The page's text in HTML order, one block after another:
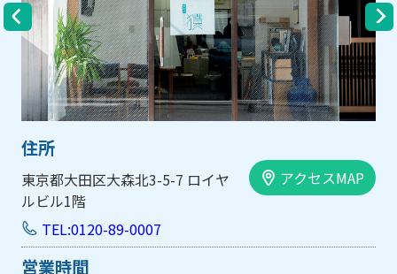
森北3-5-7 ロイヤ アクセスMAP
0007
大阪市中央区内
手前ビル103号